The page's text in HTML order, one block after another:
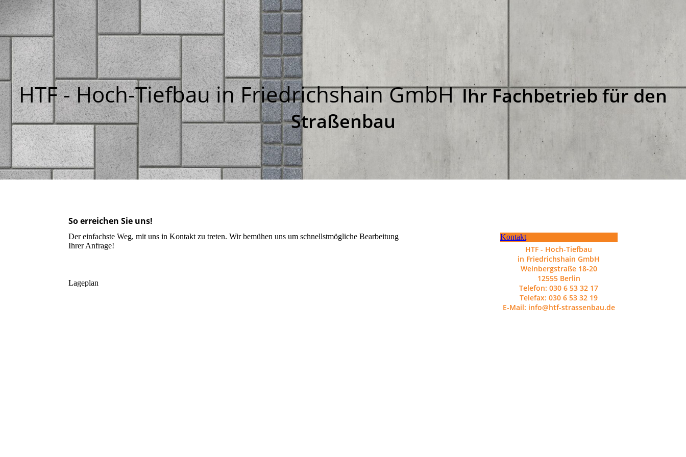
HTF - Hoch-Tiefbau in Friedrichshain GmbH Ihr Fachbetrieb für den
Straßenbau
So erreichen Sie uns!
Der einfachste Weg, mit uns in Kontakt zu treten. Wir bemühen uns um schnellstmögliche Bearbeitung
Ihrer Anfrage!
Lageplan
Kontakt
HTF - Hoch-Tiefbau
in Friedrichshain GmbH
Weinbergstraße 18-20
12555 Berlin
Telefon: 030 6 53 32 17
Telefax: 030 6 53 32 19
E-Mail: info@htf-strassenbau.de